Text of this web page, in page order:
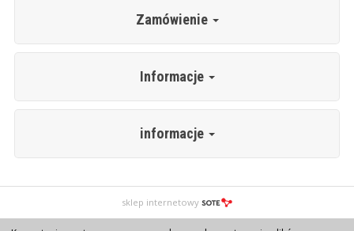
Zamówienie
Informacje
informacje
sklep internetowy